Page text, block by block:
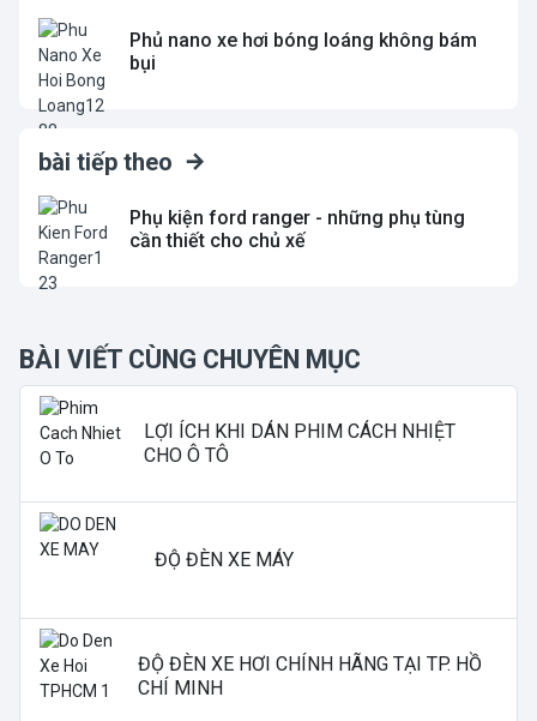
Phủ nano xe hơi bóng loáng không bám
bụi
bài tiếp theo
Phụ kiện ford ranger - những phụ tùng
cần thiết cho chủ xế
BÀI VIẾT CÙNG CHUYÊN MỤC
LỢI ÍCH KHI DÁN PHIM CÁCH NHIỆT
CHO Ô TÔ
ĐỘ ĐÈN XE MÁY
ĐỘ ĐÈN XE HƠI CHÍNH HÃNG TẠI TP. HỒ
CHÍ MINH